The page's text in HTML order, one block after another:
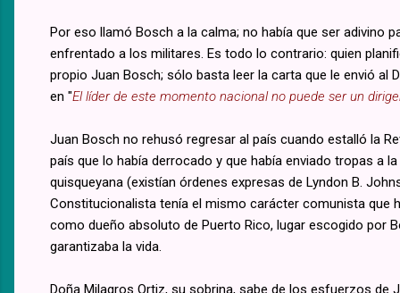
Por eso llamó Bosch a la calma; no había que ser adivino
enfrentado a los militares. Es todo lo contrario: quien
propio Juan Bosch; sólo basta leer la carta que le envió al
en "El líder de este momento nacional no puede ser un
Juan Bosch no rehusó regresar al país cuando estalló la
país que lo había derrocado y que había enviado tropas a
quisqueyana (existían órdenes expresas de Lyndon B.
Constitucionalista tenía el mismo carácter comunista que
como dueño absoluto de Puerto Rico, lugar escogido por
garantizaba la vida.
Doña Milagros Ortiz, su sobrina, sabe de los esfuerzos